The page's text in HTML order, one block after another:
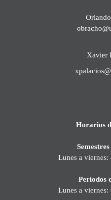
Xavier
Horarios
Lunes a
Períodos
Lunes a